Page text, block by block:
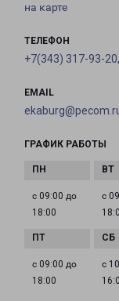
на карте
ТЕЛЕФОН
+7(343) 317-93-
EMAIL
ГРАФИК РАБОТЫ
с 09:00 до
18:00
с
с 09:00 до
18:00
с